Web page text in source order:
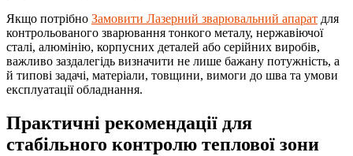
Якщо потрібно Замовити Лазерний зварювальний апарат для
контрольованого зварювання тонкого металу, нержавіючої
сталі, алюмінію, корпусних деталей або серійних виробів,
важливо заздалегідь визначити не лише бажану потужність, а
й типові задачі, матеріали, товщини, вимоги до шва та умови
експлуатації обладнання.
Практичні рекомендації для
стабільного контролю теплової зони